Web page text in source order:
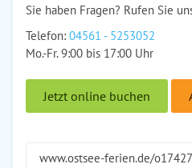
Sie haben Fragen? Rufen Sie
Telefon: 04561 - 5253052
Mo.-Fr. 9:00 bis 17:00 Uhr
Jetzt online buchen
www.ostsee-ferien.de/o17427